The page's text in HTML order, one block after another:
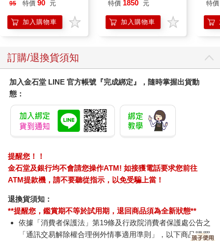
95 特價 90 元
加入購物車
特價 1850 元
加入購物車
特價
訂購/退換貨須知
加入金石堂 LINE 官方帳號『完成綁定』，隨時掌握出貨動
態：
提醒您！！
金石堂及銀行均不會請您操作ATM! 如接獲電話要求您前往
ATM提款機，請不要聽從指示，以免受騙上當！
退換貨須知：
**提醒您，鑑賞期不等於試用期，退回商品須為全新狀態**
依據「消費者保護法」第19條及行政院消費者保護處公告之
「通訊交易解除權合理例外情事適用準則」，以下商品購買